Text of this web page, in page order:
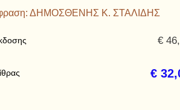
ΔΗΜΟΣΘΕΝΗΣ Κ. ΣΤΑΛΙΔΗΣ
€
€